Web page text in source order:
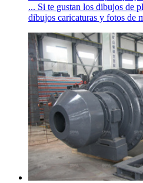
... Si te gustan los dibujos de
dibujos caricaturas y fotos de